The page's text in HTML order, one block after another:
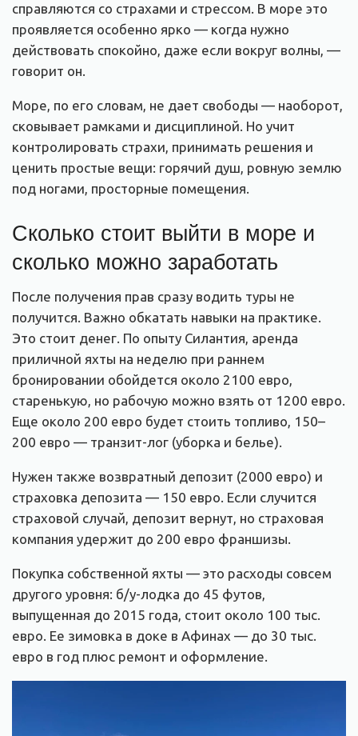
справляются со страхами и стрессом. В море это
проявляется особенно ярко — когда нужно
действовать спокойно, даже если вокруг волны, —
говорит он.
Море, по его словам, не дает свободы — наоборот,
сковывает рамками и дисциплиной. Но учит
контролировать страхи, принимать решения и
ценить простые вещи: горячий душ, ровную землю
под ногами, просторные помещения.
Сколько стоит выйти в море и
сколько можно заработать
После получения прав сразу водить туры не
получится. Важно обкатать навыки на практике.
Это стоит денег. По опыту Силантия, аренда
приличной яхты на неделю при раннем
бронировании обойдется около 2100 евро,
старенькую, но рабочую можно взять от 1200 евро.
Еще около 200 евро будет стоить топливо, 150–
200 евро — транзит-лог (уборка и белье).
Нужен также возвратный депозит (2000 евро) и
страховка депозита — 150 евро. Если случится
страховой случай, депозит вернут, но страховая
компания удержит до 200 евро франшизы.
Покупка собственной яхты — это расходы совсем
другого уровня: б/у-лодка до 45 футов,
выпущенная до 2015 года, стоит около 100 тыс.
евро. Ее зимовка в доке в Афинах — до 30 тыс.
евро в год плюс ремонт и оформление.